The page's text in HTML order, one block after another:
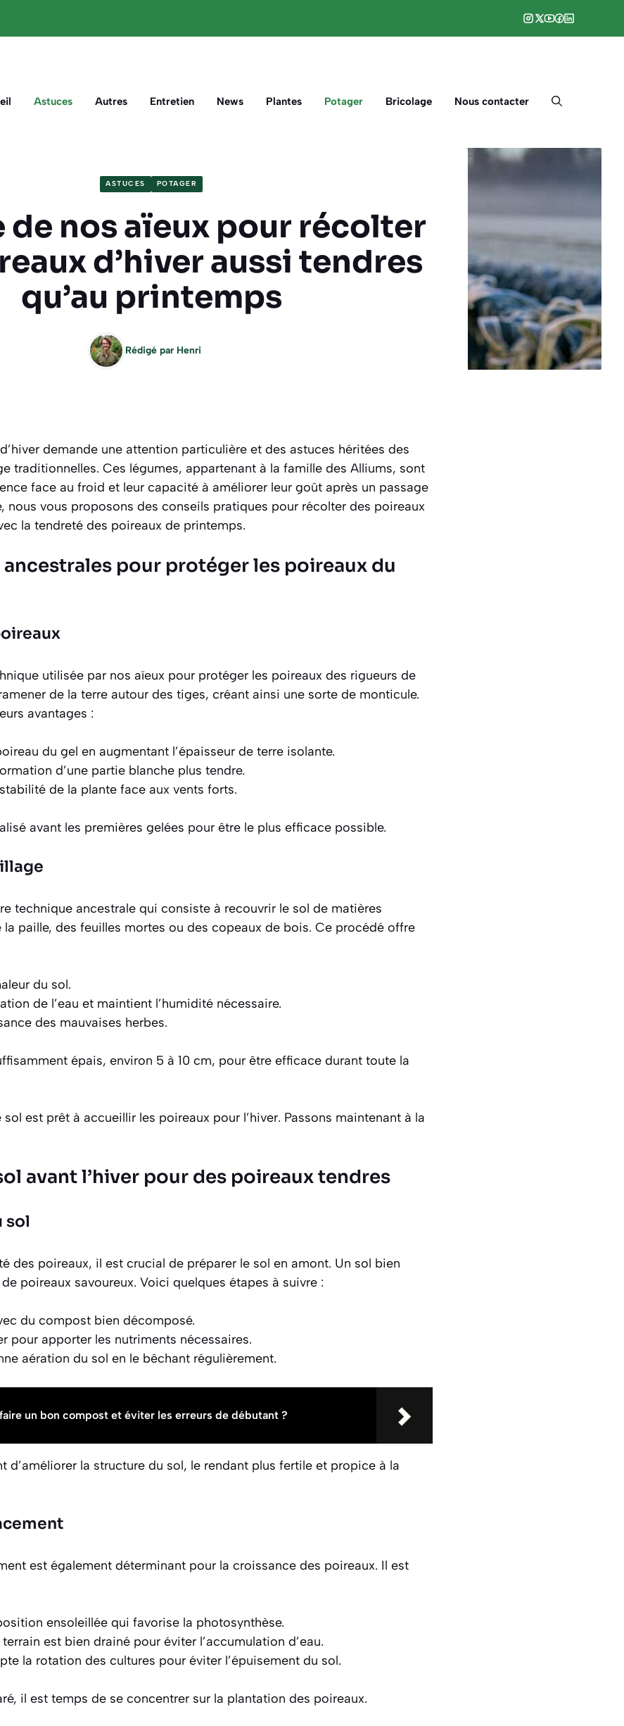
Astuces Autres Entretien News Plantes Potager Bricolage Nous contacter
ASTUCES POTAGER
de nos aïeux pour récolter
d’hiver aussi tendres
qu’au printemps
Rédigé par Henri
demande une attention particulière et des astuces héritées des
traditionnelles. Ces légumes, appartenant à la famille des Alliums, sont
face au froid et leur capacité à améliorer leur goût après un passage
nous vous proposons des conseils pratiques pour récolter des poireaux
la tendreté des poireaux de printemps.
ancestrales pour protéger les poireaux du
utilisée par nos aïeux pour protéger les poireaux des rigueurs de
de la terre autour des tiges, créant ainsi une sorte de monticule.
avantages :
du gel en augmentant l’épaisseur de terre isolante.
d’une partie blanche plus tendre.
de la plante face aux vents forts.
avant les premières gelées pour être le plus efficace possible.
technique ancestrale qui consiste à recouvrir le sol de matières
paille, des feuilles mortes ou des copeaux de bois. Ce procédé offre
du sol.
de l’eau et maintient l’humidité nécessaire.
des mauvaises herbes.
épais, environ 5 à 10 cm, pour être efficace durant toute la
est prêt à accueillir les poireaux pour l’hiver. Passons maintenant à la
avant l’hiver pour des poireaux tendres
sol
des poireaux, il est crucial de préparer le sol en amont. Un sol bien
poireaux savoureux. Voici quelques étapes à suivre :
du compost bien décomposé.
pour apporter les nutriments nécessaires.
aération du sol en le bêchant régulièrement.
un bon compost et éviter les erreurs de débutant ?
d’améliorer la structure du sol, le rendant plus fertile et propice à la
est également déterminant pour la croissance des poireaux. Il est
ensoleillée qui favorise la photosynthèse.
terrain est bien drainé pour éviter l’accumulation d’eau.
la rotation des cultures pour éviter l’épuisement du sol.
il est temps de se concentrer sur la plantation des poireaux.